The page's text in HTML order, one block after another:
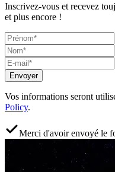
Inscrivez-vous et recevez
et plus encore !
Envoyer
Vos informations seront
Policy.
Merci d'avoir envoyé le